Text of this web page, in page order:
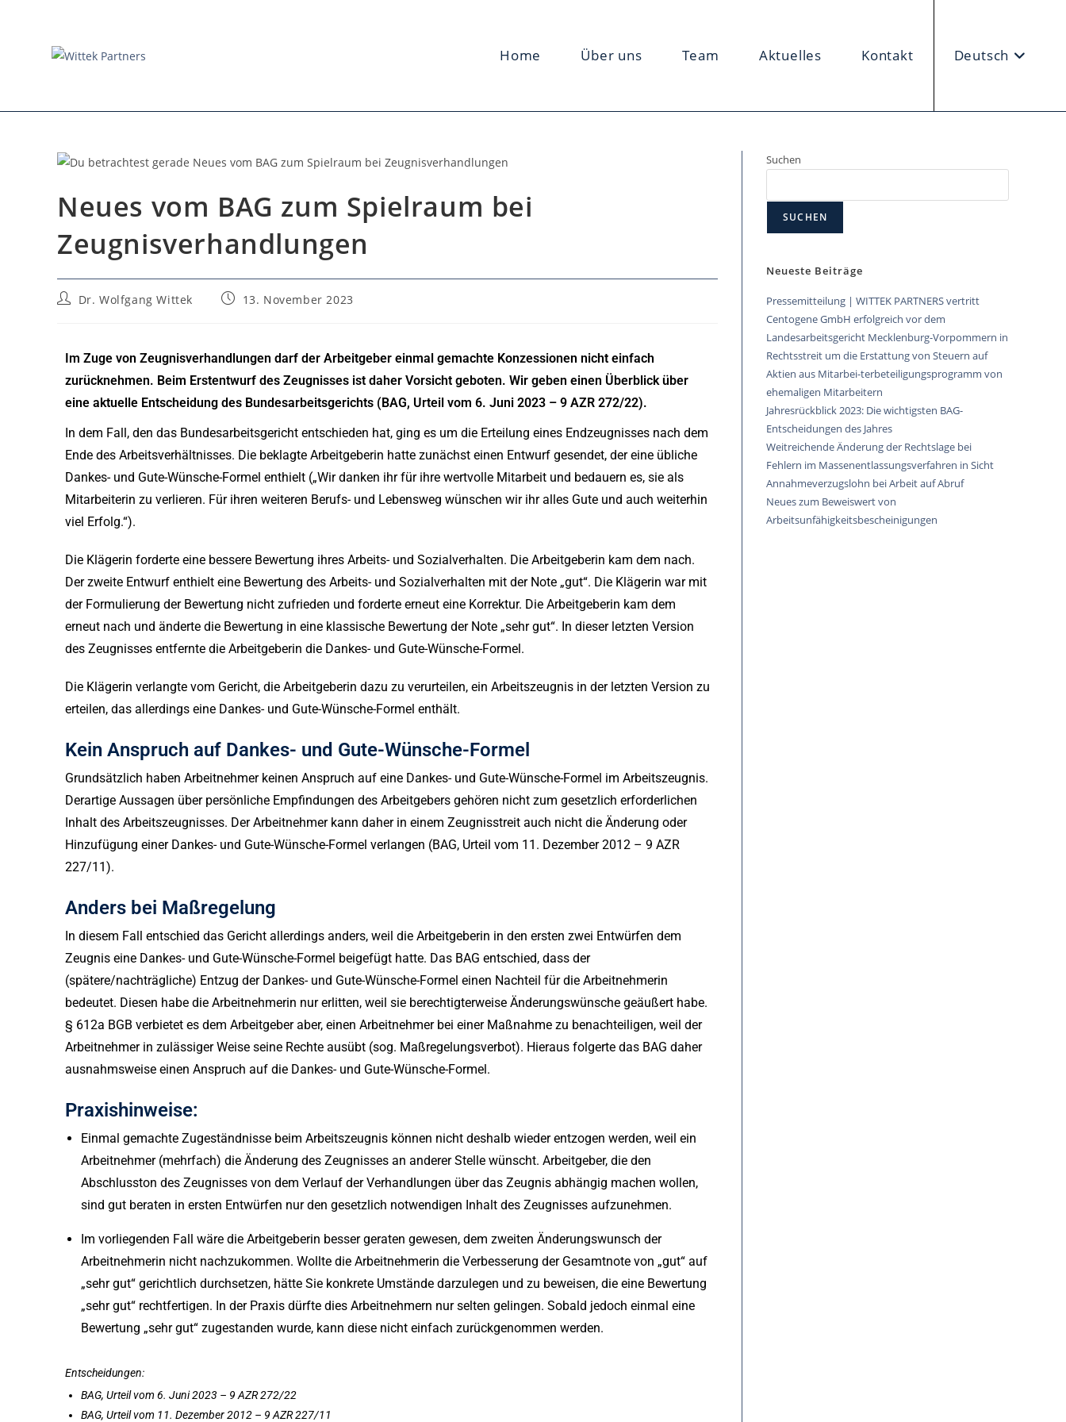
Home Über uns Team Aktuelles Kontakt Deutsch
Neues vom BAG zum Spielraum bei
Zeugnisverhandlungen
Dr. Wolfgang Wittek 13. November 2023
Im Zuge von Zeugnisverhandlungen darf der Arbeitgeber einmal gemachte Konzessionen nicht einfach
zurücknehmen. Beim Erstentwurf des Zeugnisses ist daher Vorsicht geboten. Wir geben einen Überblick über
eine aktuelle Entscheidung des Bundesarbeitsgerichts (BAG, Urteil vom 6. Juni 2023 – 9 AZR 272/22).
In dem Fall, den das Bundesarbeitsgericht entschieden hat, ging es um die Erteilung eines Endzeugnisses nach dem
Ende des Arbeitsverhältnisses. Die beklagte Arbeitgeberin hatte zunächst einen Entwurf gesendet, der eine übliche
Dankes- und Gute-Wünsche-Formel enthielt („Wir danken ihr für ihre wertvolle Mitarbeit und bedauern es, sie als
Mitarbeiterin zu verlieren. Für ihren weiteren Berufs- und Lebensweg wünschen wir ihr alles Gute und auch weiterhin
viel Erfolg.“).
Die Klägerin forderte eine bessere Bewertung ihres Arbeits- und Sozialverhalten. Die Arbeitgeberin kam dem nach.
Der zweite Entwurf enthielt eine Bewertung des Arbeits- und Sozialverhalten mit der Note „gut“. Die Klägerin war mit
der Formulierung der Bewertung nicht zufrieden und forderte erneut eine Korrektur. Die Arbeitgeberin kam dem
erneut nach und änderte die Bewertung in eine klassische Bewertung der Note „sehr gut“. In dieser letzten Version
des Zeugnisses entfernte die Arbeitgeberin die Dankes- und Gute-Wünsche-Formel.
Die Klägerin verlangte vom Gericht, die Arbeitgeberin dazu zu verurteilen, ein Arbeitszeugnis in der letzten Version zu
erteilen, das allerdings eine Dankes- und Gute-Wünsche-Formel enthält.
Kein Anspruch auf Dankes- und Gute-Wünsche-Formel
Grundsätzlich haben Arbeitnehmer keinen Anspruch auf eine Dankes- und Gute-Wünsche-Formel im Arbeitszeugnis.
Derartige Aussagen über persönliche Empfindungen des Arbeitgebers gehören nicht zum gesetzlich erforderlichen
Inhalt des Arbeitszeugnisses. Der Arbeitnehmer kann daher in einem Zeugnisstreit auch nicht die Änderung oder
Hinzufügung einer Dankes- und Gute-Wünsche-Formel verlangen (BAG, Urteil vom 11. Dezember 2012 – 9 AZR
227/11).
Anders bei Maßregelung
In diesem Fall entschied das Gericht allerdings anders, weil die Arbeitgeberin in den ersten zwei Entwürfen dem
Zeugnis eine Dankes- und Gute-Wünsche-Formel beigefügt hatte. Das BAG entschied, dass der
(spätere/nachträgliche) Entzug der Dankes- und Gute-Wünsche-Formel einen Nachteil für die Arbeitnehmerin
bedeutet. Diesen habe die Arbeitnehmerin nur erlitten, weil sie berechtigterweise Änderungswünsche geäußert habe.
§ 612a BGB verbietet es dem Arbeitgeber aber, einen Arbeitnehmer bei einer Maßnahme zu benachteiligen, weil der
Arbeitnehmer in zulässiger Weise seine Rechte ausübt (sog. Maßregelungsverbot). Hieraus folgerte das BAG daher
ausnahmsweise einen Anspruch auf die Dankes- und Gute-Wünsche-Formel.
Praxishinweise:
Einmal gemachte Zugeständnisse beim Arbeitszeugnis können nicht deshalb wieder entzogen werden, weil ein
Arbeitnehmer (mehrfach) die Änderung des Zeugnisses an anderer Stelle wünscht. Arbeitgeber, die den
Abschlusston des Zeugnisses von dem Verlauf der Verhandlungen über das Zeugnis abhängig machen wollen,
sind gut beraten in ersten Entwürfen nur den gesetzlich notwendigen Inhalt des Zeugnisses aufzunehmen.
Im vorliegenden Fall wäre die Arbeitgeberin besser geraten gewesen, dem zweiten Änderungswunsch der
Arbeitnehmerin nicht nachzukommen. Wollte die Arbeitnehmerin die Verbesserung der Gesamtnote von „gut“ auf
„sehr gut“ gerichtlich durchsetzen, hätte Sie konkrete Umstände darzulegen und zu beweisen, die eine Bewertung
„sehr gut“ rechtfertigen. In der Praxis dürfte dies Arbeitnehmern nur selten gelingen. Sobald jedoch einmal eine
Bewertung „sehr gut“ zugestanden wurde, kann diese nicht einfach zurückgenommen werden.
Entscheidungen:
BAG, Urteil vom 6. Juni 2023 – 9 AZR 272/22
BAG, Urteil vom 11. Dezember 2012 – 9 AZR 227/11
Suchen
SUCHEN
Neueste Beiträge
Pressemitteilung | WITTEK PARTNERS vertritt
Centogene GmbH erfolgreich vor dem
Landesarbeitsgericht Mecklenburg-Vorpommern in
Rechtsstreit um die Erstattung von Steuern auf
Aktien aus Mitarbei-terbeteiligungsprogramm von
ehemaligen Mitarbeitern
Jahresrückblick 2023: Die wichtigsten BAG-
Entscheidungen des Jahres
Weitreichende Änderung der Rechtslage bei
Fehlern im Massenentlassungsverfahren in Sicht
Annahmeverzugslohn bei Arbeit auf Abruf
Neues zum Beweiswert von
Arbeitsunfähigkeitsbescheinigungen